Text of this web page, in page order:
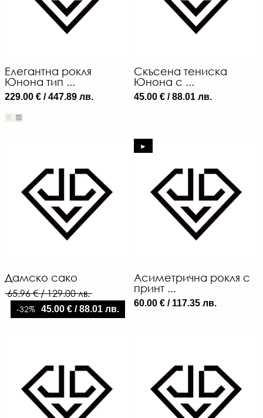
Елегантна рокля
Юнона тип ...
229.00 € / 447.89 лв.
Скъсена тениска
Юнона с ...
45.00 € / 88.01 лв.
Дамско сако
65.96 € / 129.00 лв.
-32% 45.00 € / 88.01 лв.
►
Асиметрична рокля с
принт ...
60.00 € / 117.35 лв.